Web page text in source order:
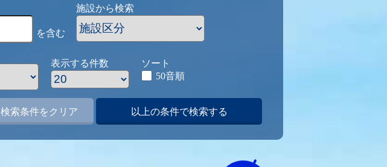
を含む
施設から検索
表示する件数
ソート
50音順
検索条件をクリア 以上の条件で検索する